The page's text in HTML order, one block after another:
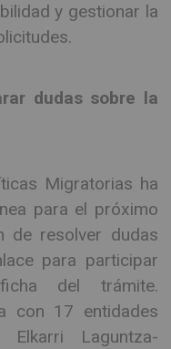
y gestionar la
dudas sobre la
Migratorias ha
para el próximo
de resolver dudas
para participar
del trámite.
con 17 entidades
Elkarri Laguntza-